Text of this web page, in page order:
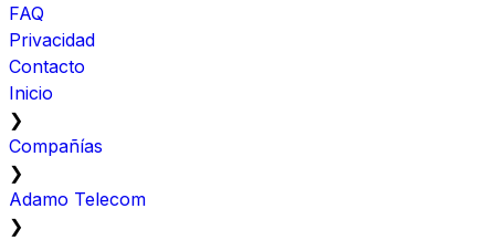
FAQ
Privacidad
Contacto
Inicio
❯
Compañías
❯
Adamo Telecom
❯